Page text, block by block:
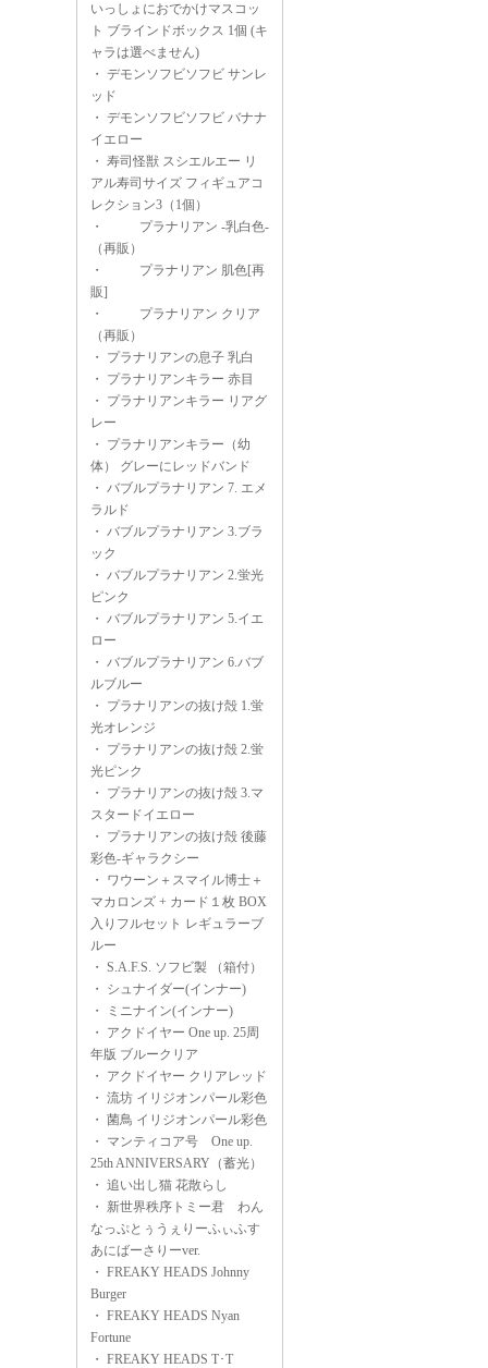
いっしょにおでかけマスコッ
ト ブラインドボックス 1個 (キ
ャラは選べません)
・ デモンソフビソフビ サンレ
ッド
・ デモンソフビソフビ バナナ
イエロー
・ 寿司怪獣 スシエルエー リ
アル寿司サイズ フィギュアコ
レクション3（1個）
・
プラナリアン -乳白色-
（再販）
・
プラナリアン 肌色[再
販]
・
プラナリアン クリア
（再販）
・ プラナリアンの息子 乳白
・ プラナリアンキラー 赤目
・ プラナリアンキラー リアグ
レー
・ プラナリアンキラー（幼
体） グレーにレッドバンド
・ バブルプラナリアン 7. エメ
ラルド
・ バブルプラナリアン 3.ブラ
ック
・ バブルプラナリアン 2.蛍光
ピンク
・ バブルプラナリアン 5.イエ
ロー
・ バブルプラナリアン 6.バブ
ルブルー
・ プラナリアンの抜け殻 1.蛍
光オレンジ
・ プラナリアンの抜け殻 2.蛍
光ピンク
・ プラナリアンの抜け殻 3.マ
スタードイエロー
・ プラナリアンの抜け殻 後藤
彩色-ギャラクシー
・ ワウーン＋スマイル博士＋
マカロンズ + カード１枚 BOX
入りフルセット レギュラーブ
ルー
・ S.A.F.S. ソフビ製 （箱付）
・ シュナイダー(インナー)
・
ミニナイン(インナー)
・ アクドイヤー One up. 25周
年版 ブルークリア
・ アクドイヤー クリアレッド
・ 流坊 イリジオンパール彩色
・ 菌鳥 イリジオンパール彩色
・ マンティコア号 One up.
25th ANNIVERSARY（蓄光）
・ 追い出し猫 花散らし
・ 新世界秩序トミー君 わん
なっぷとぅうぇりーふぃふす
あにばーさりーver.
・ FREAKY HEADS Johnny
Burger
・ FREAKY HEADS Nyan
Fortune
・ FREAKY HEADS T･T